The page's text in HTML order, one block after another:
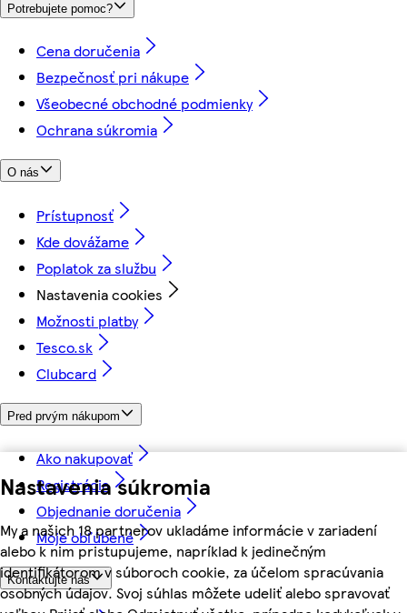
Nastavenia súkromia
My a našich 18 partnerov ukladáme informácie v zariadení
alebo k nim pristupujeme, napríklad k jedinečným
identifikátorom v súboroch cookie, za účelom spracúvania
osobných údajov. Svoj súhlas môžete udeliť alebo spravovať
Potrebujete pomoc?
Cena doručenia
Bezpečnosť pri nákupe
Všeobecné obchodné podmienky
Ochrana súkromia
O nás
Prístupnosť
Kde dovážame
Poplatok za službu
Nastavenia cookies
Možnosti platby
Tesco.sk
Clubcard
Pred prvým nákupom
Ako nakupovať
Registrácia
Objednanie doručenia
Moje obľúbené
Kontaktujte nás